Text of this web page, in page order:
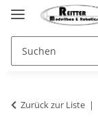
Zurück zur Liste